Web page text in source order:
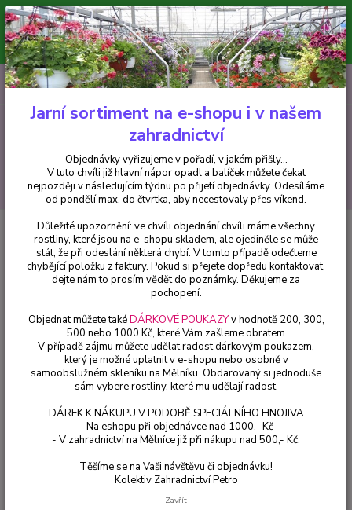
Minimální hodnota pro odeslání z e-shopu je 300 Kč.
V tuto chvíli již hlavní nápor objednávek opadl a balíček můžete čekat
nejpozději v následujícím týdnu po přijetí objednávky. Objednávky
vyřizujeme v pořadí, v jakém přišly...
CZK
Hledat
+420 602 223 614 0ks
za0 Kč
Trvalky Agastache hybrida Kudos Red - 1 ks
Agastache hybrida Kudos Red - 1
Jarní sortiment na e-shopu i v našem
zahradnictví
Objednávky vyřizujeme v pořadí, v jakém přišly...
V tuto chvíli již hlavní nápor opadl a balíček můžete čekat
nejpozději v následujícím týdnu po přijetí objednávky. Odesíláme
od pondělí max. do čtvrtka, aby necestovaly přes víkend.
Důležité upozornění: ve chvíli objednání chvíli máme všechny
rostliny, které jsou na e-shopu skladem, ale ojediněle se může
stát, že při odeslání některá chybí. V tomto případě odečteme
chybějící položku z faktury. Pokud si přejete dopředu kontaktovat,
dejte nám to prosím vědět do poznámky. Děkujeme za
pochopení.
Objednat můžete takéDÁRKOVÉ POUKAZYv hodnotě 200, 300,
500 nebo 1000 Kč, které Vám zašleme obratem
V případě zájmu můžete udělat radost dárkovým poukazem,
který je možné uplatnit v e-shopu nebo osobně v
samoobslužném skleníku na Mělníku. Obdarovaný si jednoduše
sám vybere rostliny, které mu udělají radost.
DÁREK K NÁKUPU V PODOBĚ SPECIÁLNÍHO HNOJIVA
- Na eshopu při objednávce nad 1000,- Kč
- V zahradnictví na Mělníce již při nákupu nad 500,- Kč.
Těšíme se na Vaši návštěvu či objednávku!
Kolektiv Zahradnictví Petro
Zavřít